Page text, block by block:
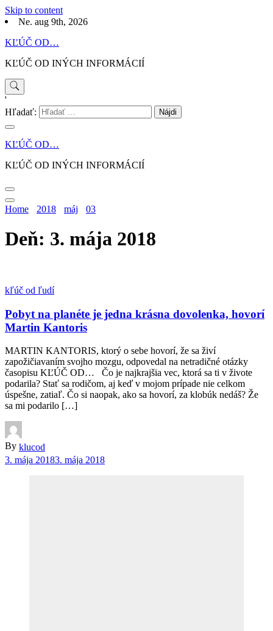
Skip to content
Ne. aug 9th, 2026
KĽÚČ OD…
KĽÚČ OD INÝCH INFORMÁCIÍ
'
Hľadať:
KĽÚČ OD…
KĽÚČ OD INÝCH INFORMÁCIÍ
Home 2018 máj 03
Deň: 3. mája 2018
kľúč od ľudí
Pobyt na planéte je jedna krásna dovolenka, hovorí
Martin Kantoris
MARTIN KANTORIS, ktorý o sebe hovorí, že sa živí
zapožičiavaním svojho mozgu, odpovedal na netradičné otázky
časopisu KĽÚČ OD… Čo je najkrajšia vec, ktorá sa ti v živote
podarila? Stať sa rodičom, aj keď v mojom prípade nie celkom
úspešne, zatiaľ. Čo si naopak, ako sa hovorí, za klobúk nedáš? Že
sa mi podarilo […]
By klucod
3. mája 20183. mája 2018